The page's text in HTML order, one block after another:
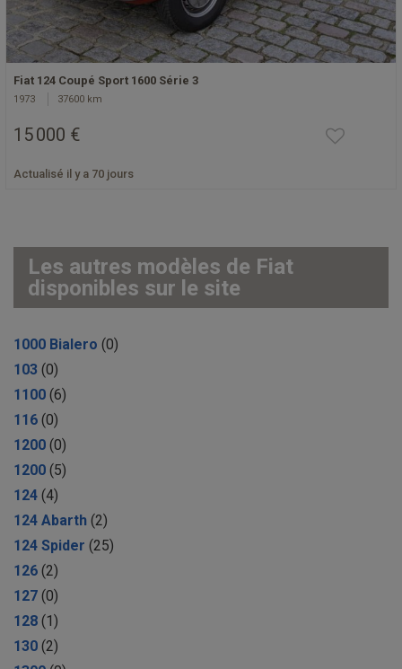
Fiat 124 Coupé Sport 1600 Série 3
1973 37600 km
15 000 €
Actualisé il y a 70 jours
Les autres modèles de Fiat
disponibles sur le site
1000 Bialero (0)
103 (0)
1100 (6)
116 (0)
1200 (0)
1200 (5)
124 (4)
124 Abarth (2)
124 Spider (25)
126 (2)
127 (0)
128 (1)
130 (2)